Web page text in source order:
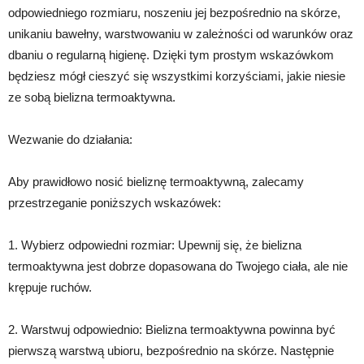
odpowiedniego rozmiaru, noszeniu jej bezpośrednio na skórze,
unikaniu bawełny, warstwowaniu w zależności od warunków oraz
dbaniu o regularną higienę. Dzięki tym prostym wskazówkom
będziesz mógł cieszyć się wszystkimi korzyściami, jakie niesie
ze sobą bielizna termoaktywna.
Wezwanie do działania:
Aby prawidłowo nosić bieliznę termoaktywną, zalecamy
przestrzeganie poniższych wskazówek:
1. Wybierz odpowiedni rozmiar: Upewnij się, że bielizna
termoaktywna jest dobrze dopasowana do Twojego ciała, ale nie
krępuje ruchów.
2. Warstwuj odpowiednio: Bielizna termoaktywna powinna być
pierwszą warstwą ubioru, bezpośrednio na skórze. Następnie